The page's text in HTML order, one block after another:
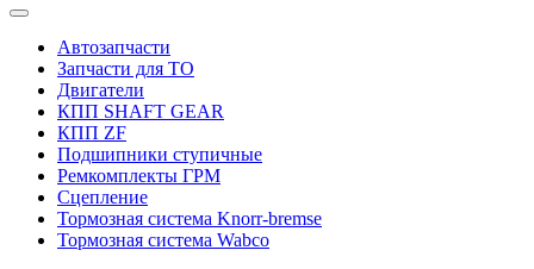
Автозапчасти
Запчасти для ТО
Двигатели
КПП SHAFT GEAR
КПП ZF
Подшипники ступичные
Ремкомплекты ГРМ
Сцепление
Тормозная система Knorr-bremse
Тормозная система Wabco